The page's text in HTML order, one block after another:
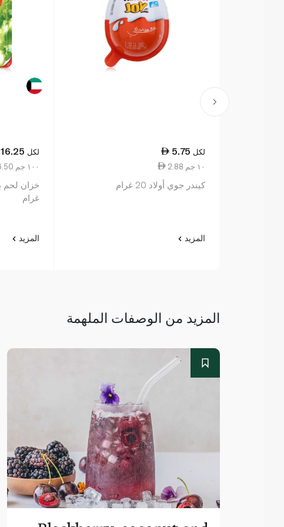
5.75 لكل
2.88 ١٠ جم
كيندر جوي أولاد 20 غرام
المزيد
16.25 لكل
6.50 ١٠٠ جم
غرام
المزيد
المزيد من الوصفات الملهمة